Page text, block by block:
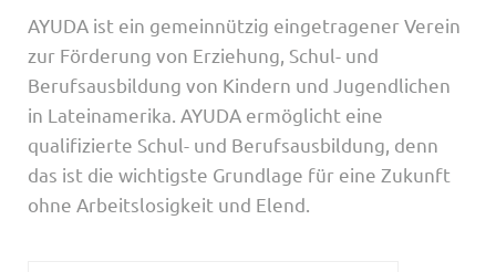
AYUDA ist ein gemeinnützig eingetragener Verein
zur Förderung von Erziehung, Schul- und
Berufsausbildung von Kindern und Jugendlichen
in Lateinamerika. AYUDA ermöglicht eine
qualifizierte Schul- und Berufsausbildung, denn
das ist die wichtigste Grundlage für eine Zukunft
ohne Arbeitslosigkeit und Elend.